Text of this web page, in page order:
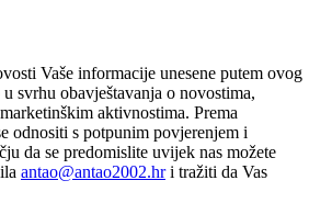
Vaše informacije unesene putem ovog
svrhu obavještavanja o novostima,
aktivnostima. Prema
odnositi s potpunim povjerenjem i
da se predomislite uvijek nas možete
antao@antao2002.hri tražiti da Vas